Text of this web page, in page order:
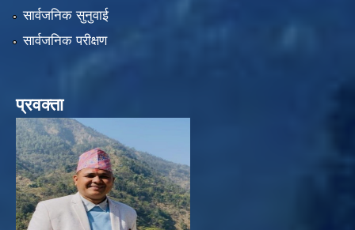
सार्वजनिक सुनुवाई
सार्वजनिक परीक्षण
प्रवक्ता